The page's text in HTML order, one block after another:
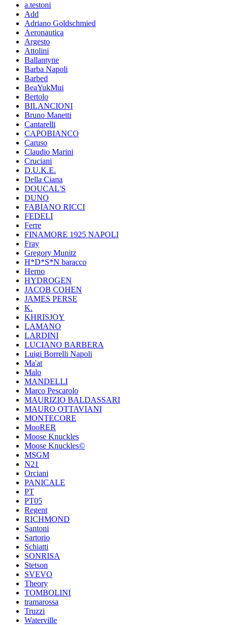
a.testoni
Add
Adriano Goldschmied
Aeronautica
Argesto
Attolini
Ballantyne
Barba Napoli
Barbed
BeaYukMui
Bertolo
BILANCIONI
Bruno Manetti
Cantarelli
CAPOBIANCO
Caruso
Claudio Marini
Cruciani
D.U.K.E.
Della Ciana
DOUCAL'S
DUNO
FABIANO RICCI
FEDELI
Ferre
FINAMORE 1925 NAPOLI
Fray
Gregory Munitz
H*D*S*N baracco
Herno
HYDROGEN
JACOB COHEN
JAMES PERSE
K.
KHRISJOY
LAMANO
LARDINI
LUCIANO BARBERA
Luigi Borrelli Napoli
Ma'at
Malo
MANDELLI
Marco Pescarolo
MAURIZIO BALDASSARI
MAURO OTTAVIANI
MONTECORE
MooRER
Moose Knuckles
Moose Knuckles©️
MSGM
N21
Orciani
PANICALE
PT
PT05
Regent
RICHMOND
Santoni
Sartorio
Schiatti
SONRISA
Stetson
SVEVO
Theory
TOMBOLINI
tramarossa
Truzzi
Waterville